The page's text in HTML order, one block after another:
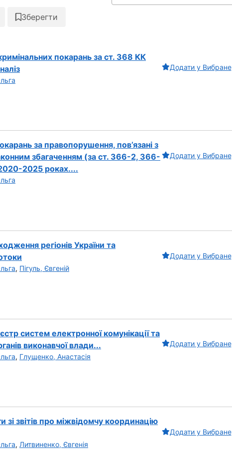
Зберегти
покарань за ст. 368 КК
Додати у Вибране
за правопорушення, пов’язані з
збагаченням (за ст. 366-2, 366-
2025 роках....
Додати у Вибране
регіонів України та
, Пігуль, Євгеній
Додати у Вибране
систем електронної комунікації та
виконавчої влади...
, Глущенко, Анастасія
Додати у Вибране
зі звітів про міжвідомчу координацію
, Литвиненко, Євгенія
Додати у Вибране